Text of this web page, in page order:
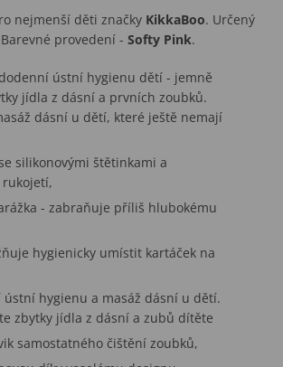
nejmenší děti značky KikkaBoo. Určený
provedení - Softy Pink.
ústní hygienu dětí - jemně
jídla z dásní a prvních zoubků.
dásní u dětí, které ještě nemají
silikonovými štětinkami a
- zabraňuje příliš hlubokému
hygienicky umístit kartáček na
hygienu a masáž dásní u dětí.
zbytky jídla z dásní a zubů dítěte
samostatného čištění zoubků,